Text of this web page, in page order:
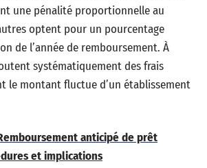
une pénalité proportionnelle au
optent pour un pourcentage
de l’année de remboursement. À
systématiquement des frais
le montant fluctue d’un établissement
anticipé de prêt
et implications